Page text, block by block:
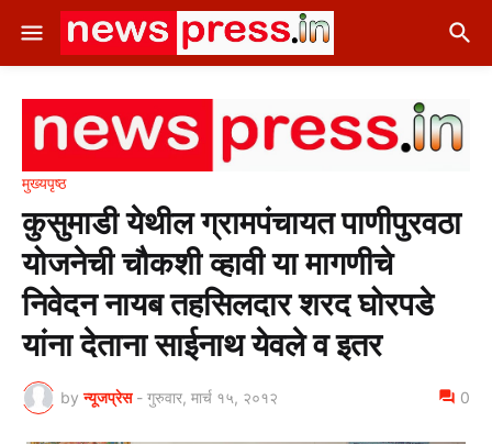
मुख्यपृष्ठ
कुसुमाडी येथील ग्रामपंचायत पाणीपुरवठा
योजनेची चौकशी व्हावी या मागणीचे
निवेदन नायब तहसिलदार शरद घोरपडे
यांना देताना साईनाथ येवले व इतर
by न्यूजप्रेस - गुरुवार, मार्च १५, २०१२ 0